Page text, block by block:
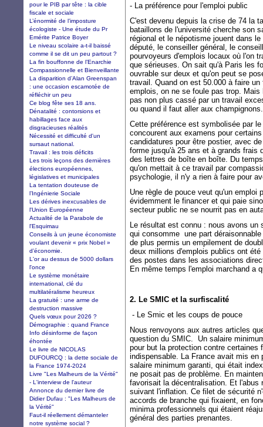
- La préférence pour l'emploi public
C'est devenu depuis la crise de 74 la
bataillons de l'université cherche son
régional et le népotisme jouent dans
député, le conseiller général, le
pourvoyeurs d'emplois locaux où l'on
que sérieuses. On sait qu'à Paris les
ouvrable sur deux et qu'on peut se
travail. Quand on est 50.000 à faire
emplois, on ne se foule pas trop.
pas non plus cassé par un travail
ou quand il faut aller aux champignons.
Cette préférence est symbolisée par
concourent aux examens pour
candidatures pour être postier, avec
forme jusqu'à 25 ans et à grands frais
des lettres de boîte en boîte. Du
qu'on mettait à ce travail par
psychologie, il n'y a rien à faire pour
Une règle de pouce veut qu'un
évidemment le financer et qui paie
secteur public ne se nourrit pas en
Le résultat est connu : nous avons un
qui consomme une part
de plus permis un empilement de
deux millions d'emplois publics ont
des postes dans les associations
En même temps l'emploi marchand a
2. Le SMIC et la surfiscalité
- Le Smic et les coups de pouce
Nous renvoyons aux autres articles
question du SMIC. Un salaire
pour but la protection contre
indispensable. La France avait mis
salaire minimum garanti, qui était
ne posait pas de problème. En
favorisait la décentralisation. Et l'abus
suivant l'inflation. Ce filet de sécurité
accords de branche qui fixaient, en
minima professionnels qui étaient
général des parties prenantes.
pour le PIB par tête : la cible
fiscale et sociale
L’énormité de l’imposture
écologiste - Une étude du Pr
Emérite Patrice Boyer
Le niveau scolaire a-t-il baissé
comme il se dit un peu partout ?
La fin bouffonne de l’Enarchie
Compassionnelle et Bienveillante
La disparition d’Alan Greenspan
: une occasion escamotée de
réfléchir un peu
Ce blog fête ses 18 ans.
Dénatalité : contorsions et
habillages face aux
disgracieuses réalités
Nécessité et difficulté d'un
sursaut national.
Travail : les trois déficits
Les trois leçons des dernières
élections européennes,
législatives et municipales
La tentation douteuse de
l’Ingénierie Sociale
Les dérives inexcusables de
l'Union Européenne
Actualité de la Parabole de
l'Esquimau
Conseils à un jeune économiste
voulant devenir « prix Nobel »
d’économie.
L'or au dessus de 5000 dollars
l'once
Le système monétaire
international, clé du
multilatéralisme heureux
La gratuité : une arme de
destruction massive
Quels vœux pour 2026 ?
Démographie : quand France
Info désinforme de façon
éhontée
Le livre de NICOLAS
DUFOURCQ : la dette sociale de
la France 1974-2024
Livre "Les Malheurs de la Vérité"
- L'interview de l'auteur
Annonce du dernier livre de
Didier Dufau : "Les Malheurs de
la Vérité"
Faut-il réellement démanteler
notre système social ?